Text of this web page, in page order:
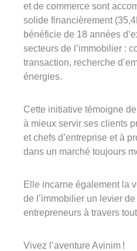
et de commerce sont a
solide financièrement
bénéficie de 18 années
secteurs de l’immobilier :
transaction, recherche
énergies.
Cette initiative témoigne
à mieux servir ses clients
et chefs d’entreprise et à
dans un marché toujours
Elle incarne également la
de l’immobilier un levier
entrepreneurs à travers
Vivez l’aventure Avinim !